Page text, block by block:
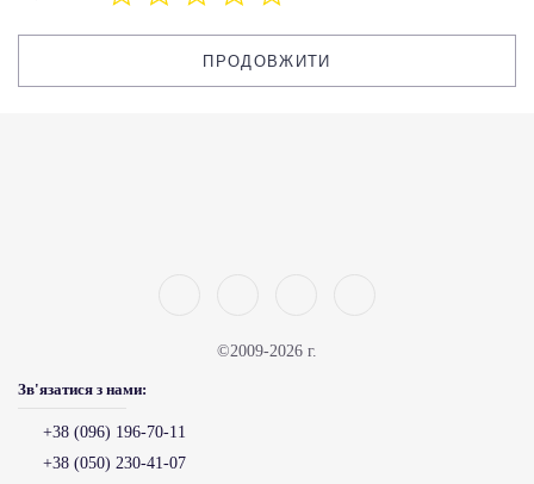
ПРОДОВЖИТИ
©2009-2026 г.
Зв'язатися з нами:
+38 (096) 196-70-11
+38 (050) 230-41-07